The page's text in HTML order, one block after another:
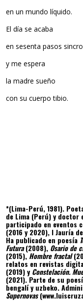
en un mundo líquido.
El día se acaba
en sesenta pasos
y me espera
la madre sueño
con su cuerpo tibio.
*(Lima-Perú, 1981).
de Lima (Perú) y doctor
participado en eventos
(2016 y 2020), I Jauría
Ha publicado en poesía
Futura(2008), Osario de
(2015),Hombre fractal
relatos en revistas
(2019) y Constelación.
(2021). Parte de su
bengalí y uzbeko.
Supernovas